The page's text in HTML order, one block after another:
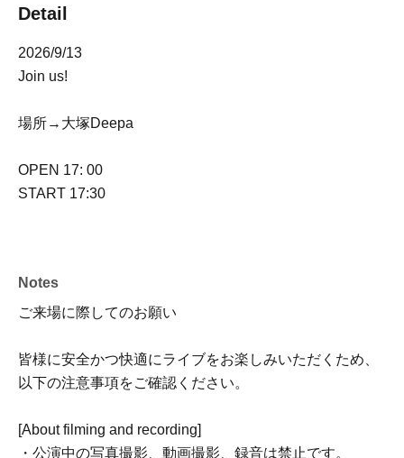
Detail
2026/9/13
Join us!
場所→大塚Deepa
OPEN 17: 00
START 17:30
Notes
ご来場に際してのお願い
皆様に安全かつ快適にライブをお楽しみいただくため、
以下の注意事項をご確認ください。
[About filming and recording]
・公演中の写真撮影、動画撮影、録音は禁止です。